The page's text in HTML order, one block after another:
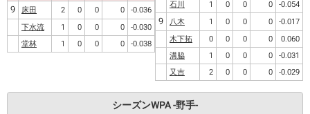
9 床田 2 0 0 0 -0.036
下水流
1 0 0 0 -0.030
堂林
1 0 0 0 -0.038
石川
1 0 0 0 -0.054
9 八木 1 0 0 0 -0.017
木下拓
0 0 0 0
0.060
溝脇
1 0 0 0 -0.031
又吉
2 0 0 0 -0.029
シーズンWPA -野手-